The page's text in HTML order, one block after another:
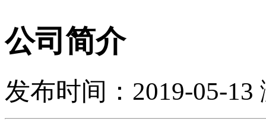
公司简介
发布时间：2019-05-13